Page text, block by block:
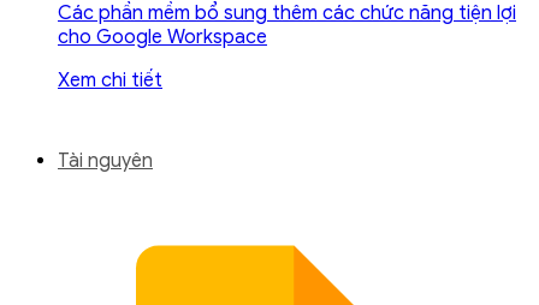
Các phần mềm bổ sung thêm các chức năng tiện lợi
cho Google Workspace
Xem chi tiết
Tài nguyên